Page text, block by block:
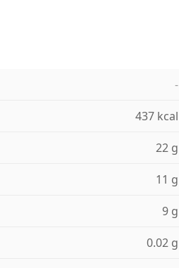
-
437 kcal
22 g
11 g
9 g
0.02 g